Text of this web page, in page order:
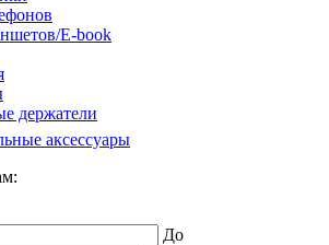
E-book
держатели
аксессуары
До